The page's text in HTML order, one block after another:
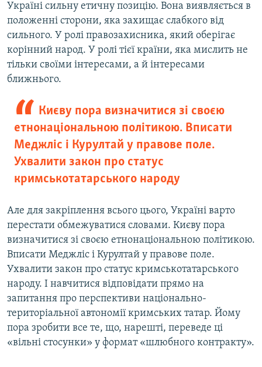
Україні сильну етичну позицію. Вона виявляється в
положенні сторони, яка захищає слабкого від
сильного. У ролі правозахисника, який оберігає
корінний народ. У ролі тієї країни, яка мислить не
тільки своїми інтересами, а й інтересами
ближнього.
Києву пора визначитися зі своєю
етнонаціональною політикою. Вписати
Меджліс і Курултай у правове поле.
Ухвалити закон про статус
кримськотатарського народу
Але для закріплення всього цього, Україні варто
перестати обмежуватися словами. Києву пора
визначитися зі своєю етнонаціональною політикою.
Вписати Меджліс і Курултай у правове поле.
Ухвалити закон про статус кримськотатарського
народу. І навчитися відповідати прямо на
запитання про перспективи національно-
територіальної автономії кримських татар. Йому
пора зробити все те, що, нарешті, переведе ці
«вільні стосунки» у формат «шлюбного контракту».